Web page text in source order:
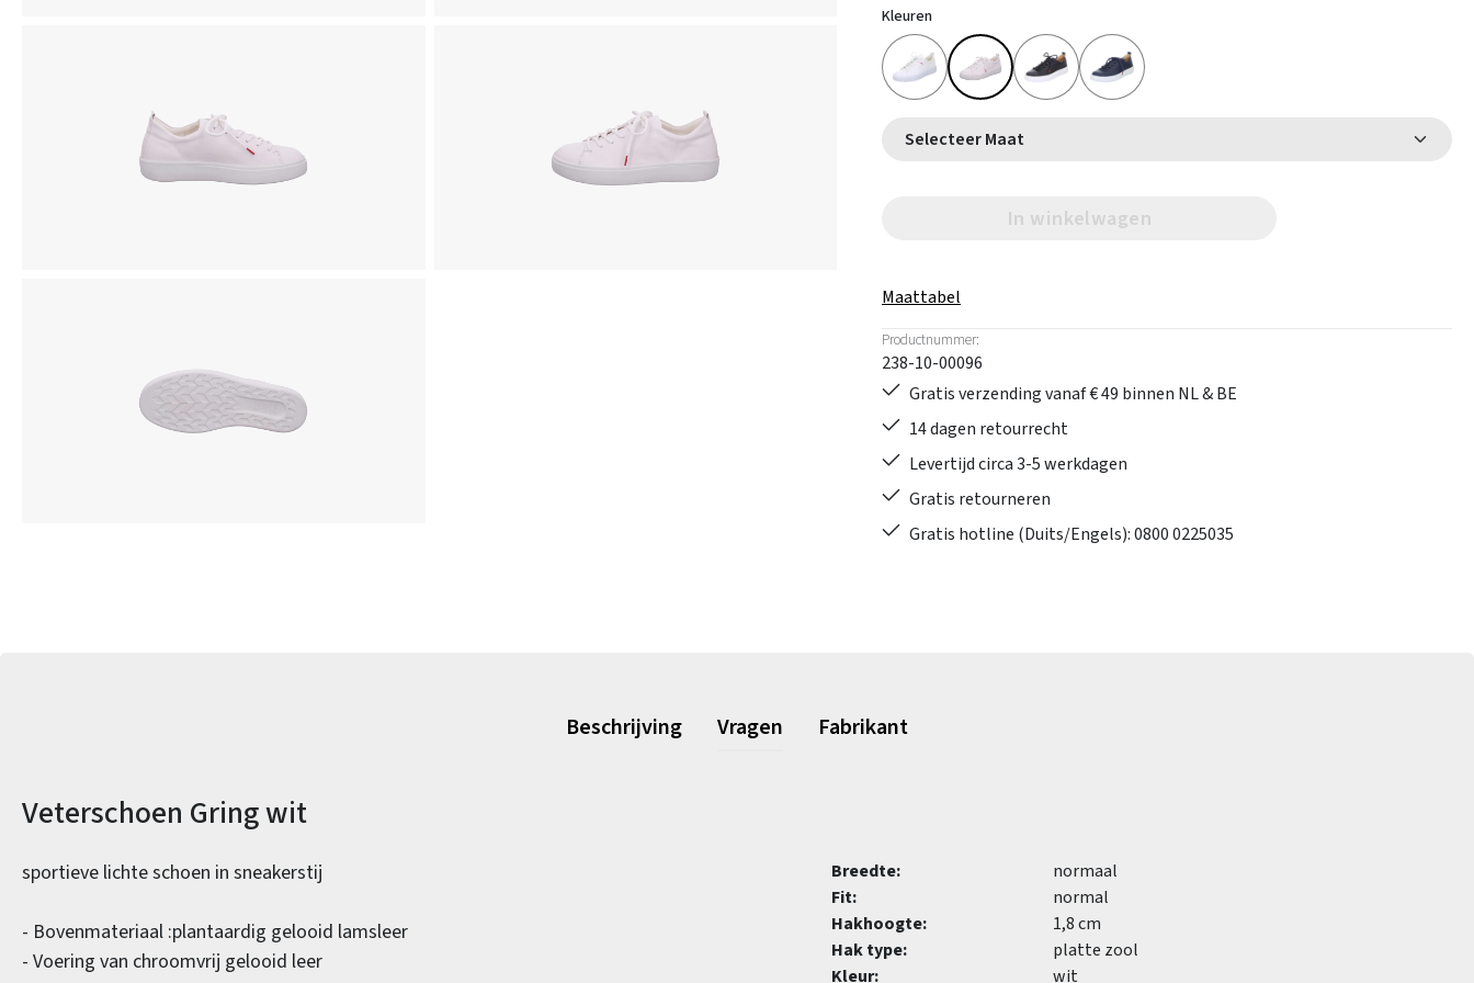
Kleuren
Selecteer Maat
In winkelwagen
Maattabel
Productnummer:
238-10-00096
Gratis verzending vanaf € 49 binnen NL & BE
14 dagen retourrecht
Levertijd circa 3-5 werkdagen
Gratis retourneren
Gratis hotline (Duits/Engels): 0800 0225035
Beschrijving Vragen Fabrikant
Productinformatie
Veterschoen Gring wit
sportieve lichte schoen in sneakerstij
- Bovenmateriaal :plantaardig gelooid lamsleer
- Voering van chroomvrij gelooid leer
Breedte:
normaal
Fit:
normal
Hakhoogte:
1,8 cm
Hak type:
platte zool
Kleur:
wit